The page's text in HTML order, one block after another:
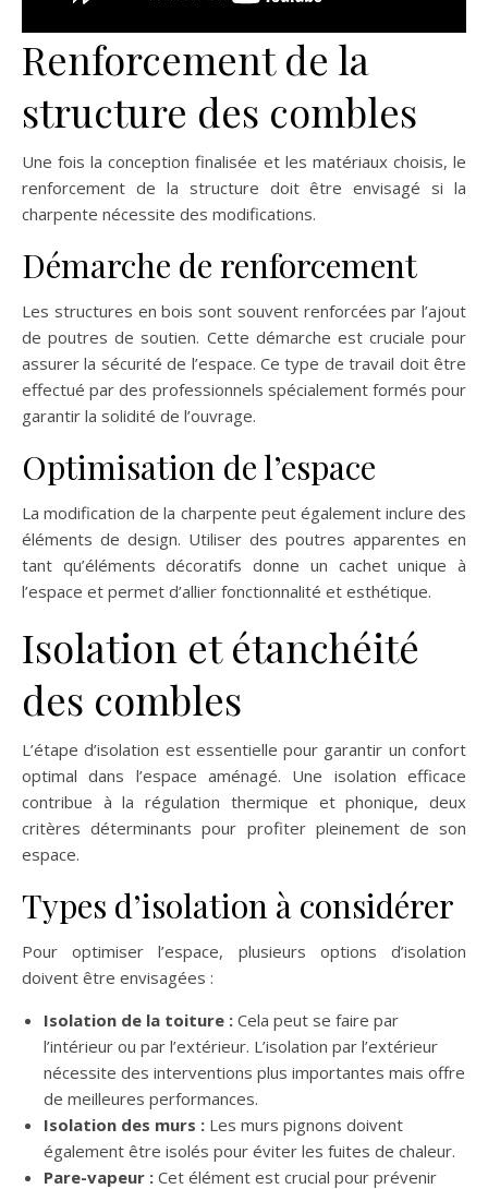
Renforcement de la
structure des combles
Une fois la conception finalisée et les matériaux choisis, le
renforcement de la structure doit être envisagé si la
charpente nécessite des modifications.
Démarche de renforcement
Les structures en bois sont souvent renforcées par l’ajout
de poutres de soutien. Cette démarche est cruciale pour
assurer la sécurité de l’espace. Ce type de travail doit être
effectué par des professionnels spécialement formés pour
garantir la solidité de l’ouvrage.
Optimisation de l’espace
La modification de la charpente peut également inclure des
éléments de design. Utiliser des poutres apparentes en
tant qu’éléments décoratifs donne un cachet unique à
l’espace et permet d’allier fonctionnalité et esthétique.
Isolation et étanchéité
des combles
L’étape d’isolation est essentielle pour garantir un confort
optimal dans l’espace aménagé. Une isolation efficace
contribue à la régulation thermique et phonique, deux
critères déterminants pour profiter pleinement de son
espace.
Types d’isolation à considérer
Pour optimiser l’espace, plusieurs options d’isolation
doivent être envisagées :
Isolation de la toiture : Cela peut se faire par
l’intérieur ou par l’extérieur. L’isolation par l’extérieur
nécessite des interventions plus importantes mais offre
de meilleures performances.
Isolation des murs : Les murs pignons doivent
également être isolés pour éviter les fuites de chaleur.
Pare-vapeur : Cet élément est crucial pour prévenir